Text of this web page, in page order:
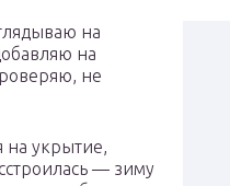
на
на
не
на укрытие,
— зиму